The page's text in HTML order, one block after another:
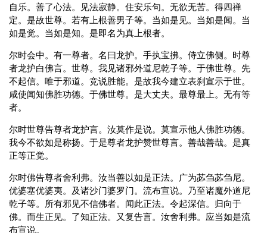
自乐。善了心法。见法寂静。住安乐句。无欲无苦。得四禅
定。是故世尊。若有上根善男子等。当如是见。当如是闻。当
如是觉。当如是知。是即名为真上根者。
尔时会中。有一尊者。名曰龙护。手执宝拂。侍立佛侧。时尊
者龙护白佛言。世尊。我见诸邪外道尼乾子等。于佛世尊。先
不起信。唯于邪道。竞说胜能。是故我今建立表刹宣示于世。
咸使闻知佛胜功德。于佛世尊。是大丈夫。最尊最上。无有等
者。
尔时世尊告尊者龙护言。汝莫作是说。莫宣示他人佛胜功德。
我今不欲如是称扬。于是尊者龙护赞世尊言。善哉善哉。是真
正等正觉。
尔时佛告尊者舍利弗。汝当善以如是正法。广为苾刍苾刍尼。
优婆塞优婆夷。及诸沙门婆罗门。流布宣说。乃至诸魔外道尼
乾子等。所有邪见不信佛者。闻此正法。令起深信。归向于
佛。而生正见。了知正法。又复告言。汝舍利弗。应当如是流
布宣说。